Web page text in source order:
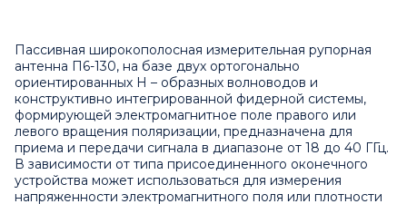
Пассивная широкополосная измерительная рупорная
антенна П6-130, на базе двух ортогонально
ориентированных H – образных волноводов и
конструктивно интегрированной фидерной системы,
формирующей электромагнитное поле правого или
левого вращения поляризации, предназначена для
приема и передачи сигнала в диапазоне от 18 до 40 ГГц.
В зависимости от типа присоединенного оконечного
устройства может использоваться для измерения
напряженности электромагнитного поля или плотности